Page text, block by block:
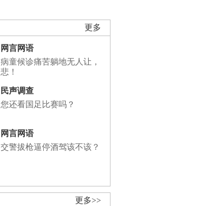
更多
网言网语
病童候诊痛苦躺地无人让，
悲！
民声调查
您还看国足比赛吗？
网言网语
交警拔枪逼停酒驾该不该？
更多>>